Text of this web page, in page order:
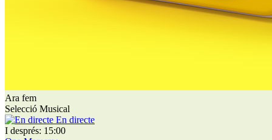
Ara fem
Selecció Musical
En directe
I després: 15:00